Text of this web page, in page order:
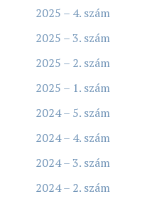
2025 – 4. szám
2025 – 3. szám
2025 – 2. szám
2025 – 1. szám
2024 – 5. szám
2024 – 4. szám
2024 – 3. szám
2024 – 2. szám